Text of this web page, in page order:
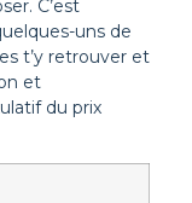
C’est
uns de
t’y retrouver et
et
du prix